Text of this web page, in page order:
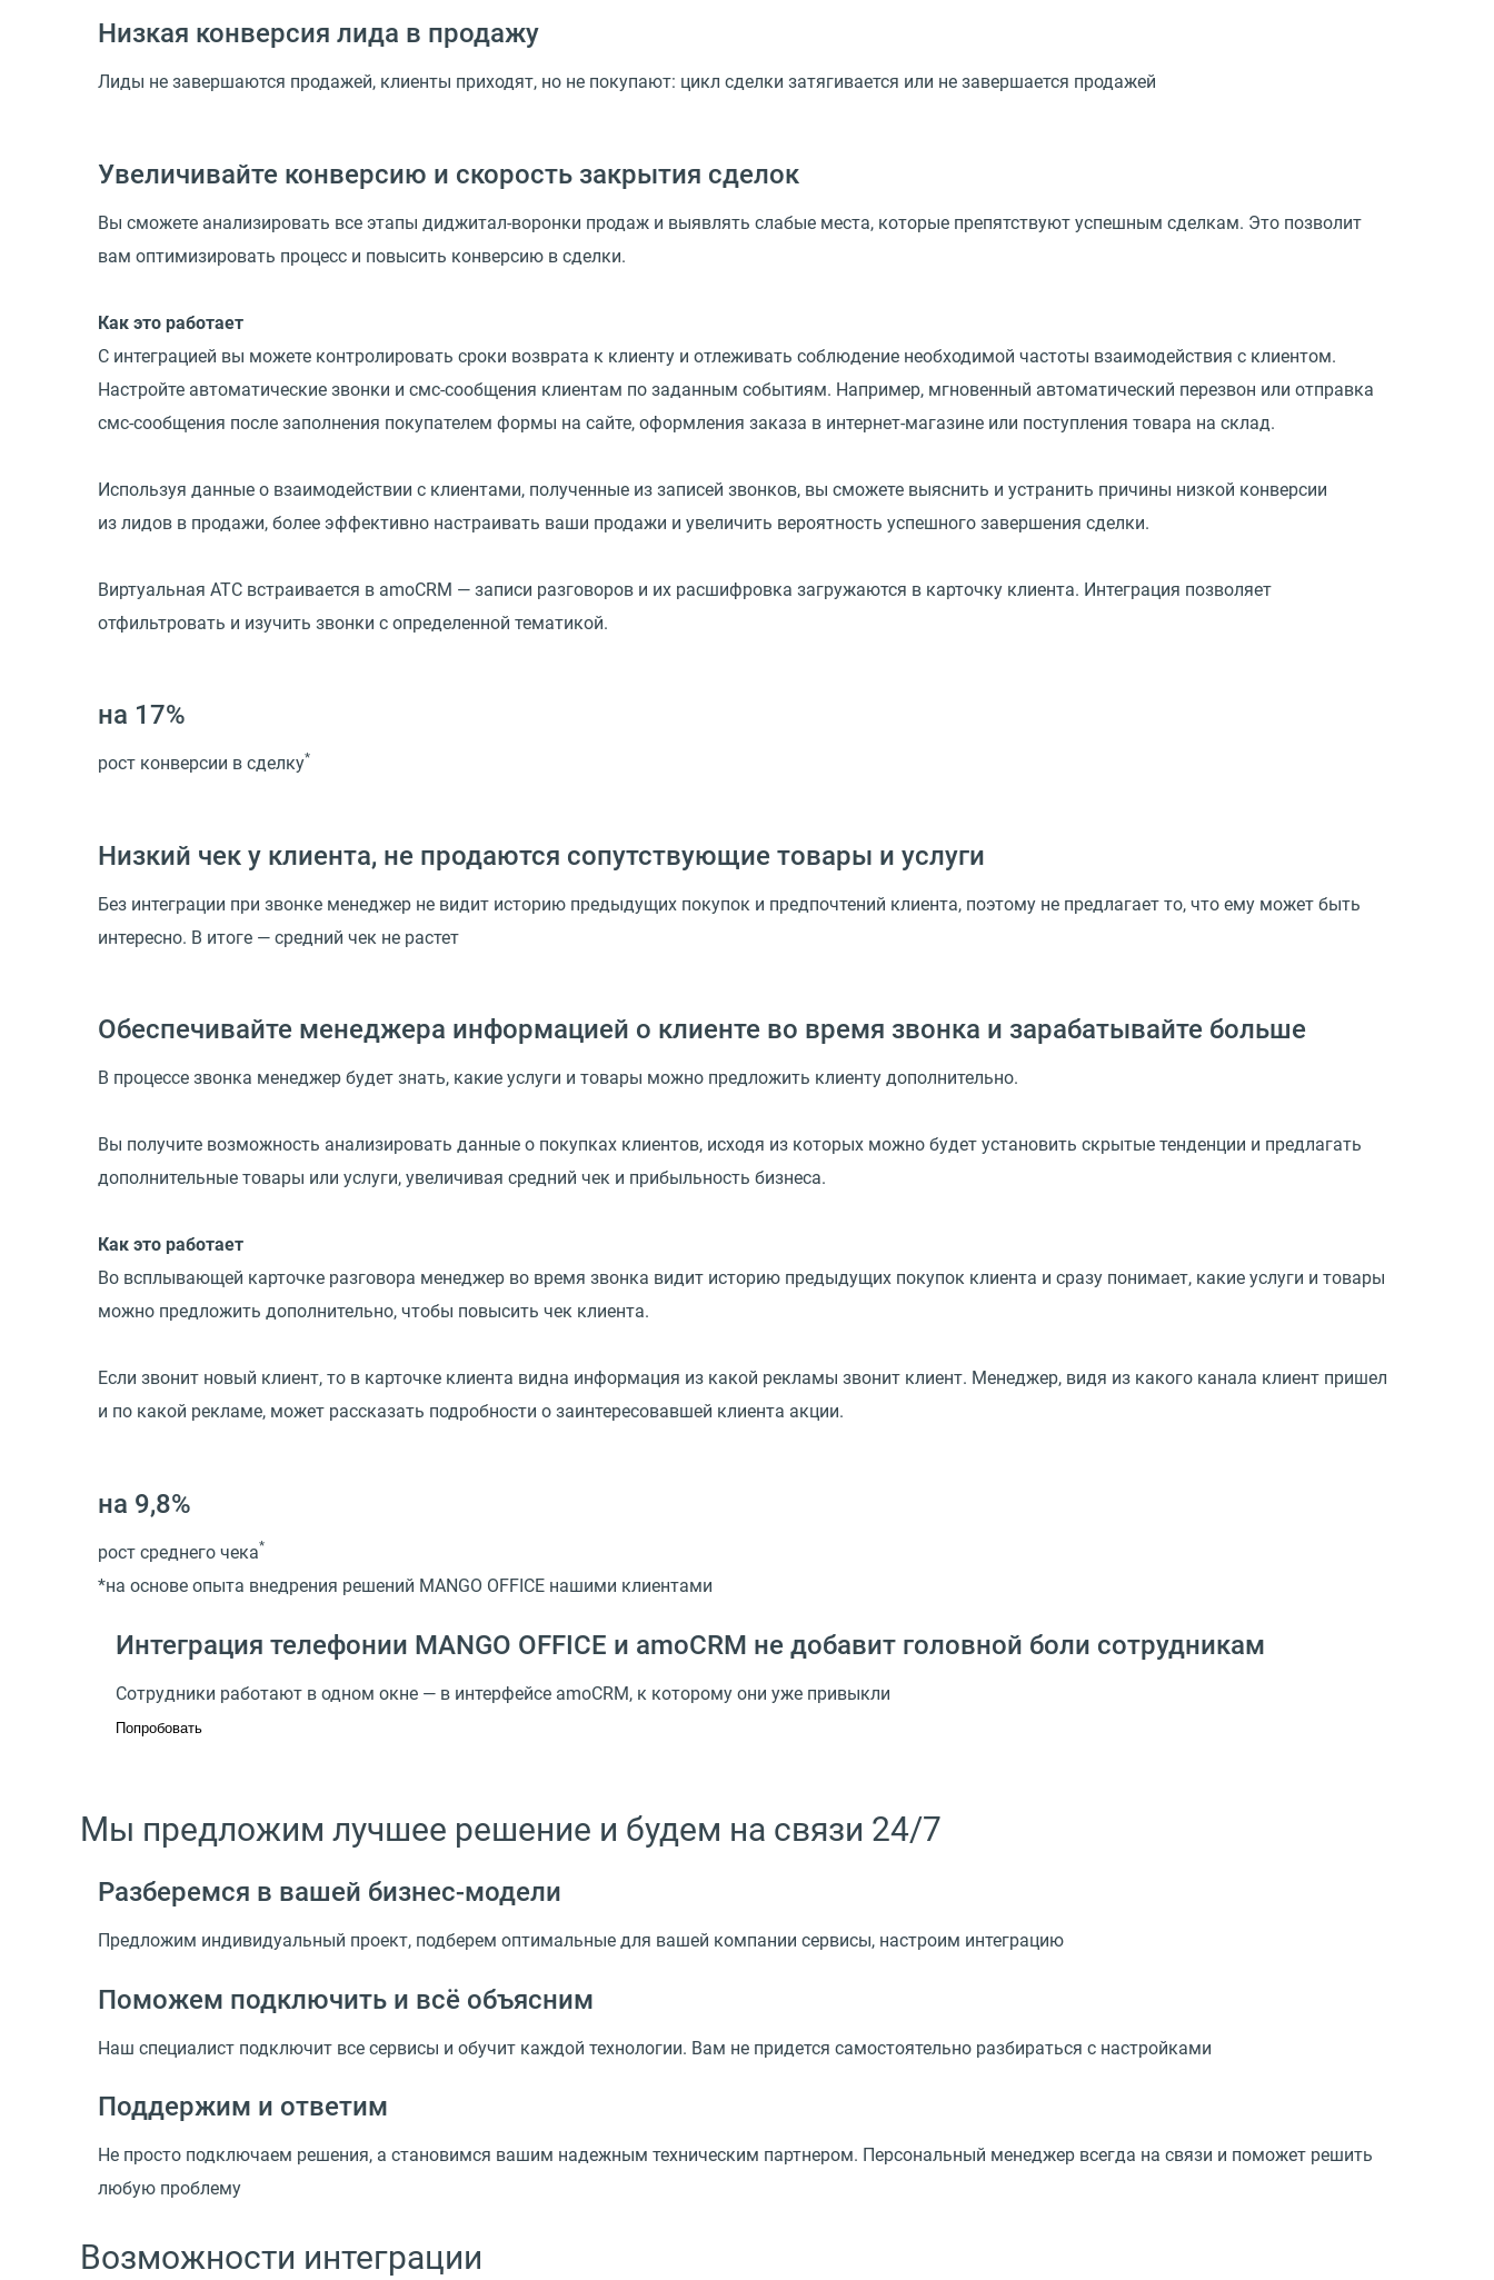
Низкая конверсия лида в продажу
Лиды не завершаются продажей, клиенты приходят, но не покупают: цикл сделки затягивается или не завершается продажей
Увеличивайте конверсию и скорость закрытия сделок
Вы сможете анализировать все этапы диджитал-воронки продаж и выявлять слабые места, которые препятствуют успешным сделкам. Это позволит
вам оптимизировать процесс и повысить конверсию в сделки.
Как это работает
С интеграцией вы можете контролировать сроки возврата к клиенту и отлеживать соблюдение необходимой частоты взаимодействия с клиентом.
Настройте автоматические звонки и смс-сообщения клиентам по заданным событиям. Например, мгновенный автоматический перезвон или отправка
смс-сообщения после заполнения покупателем формы на сайте, оформления заказа в интернет-магазине или поступления товара на склад.
Используя данные о взаимодействии с клиентами, полученные из записей звонков, вы сможете выяснить и устранить причины низкой конверсии
из лидов в продажи, более эффективно настраивать ваши продажи и увеличить вероятность успешного завершения сделки.
Виртуальная АТС встраивается в amoCRM — записи разговоров и их расшифровка загружаются в карточку клиента. Интеграция позволяет
отфильтровать и изучить звонки с определенной тематикой.
на 17%
рост конверсии в сделку*
Низкий чек у клиента, не продаются сопутствующие товары и услуги
Без интеграции при звонке менеджер не видит историю предыдущих покупок и предпочтений клиента, поэтому не предлагает то, что ему может быть
интересно. В итоге — средний чек не растет
Обеспечивайте менеджера информацией о клиенте во время звонка и зарабатывайте больше
В процессе звонка менеджер будет знать, какие услуги и товары можно предложить клиенту дополнительно.
Вы получите возможность анализировать данные о покупках клиентов, исходя из которых можно будет установить скрытые тенденции и предлагать
дополнительные товары или услуги, увеличивая средний чек и прибыльность бизнеса.
Как это работает
Во всплывающей карточке разговора менеджер во время звонка видит историю предыдущих покупок клиента и сразу понимает, какие услуги и товары
можно предложить дополнительно, чтобы повысить чек клиента.
Если звонит новый клиент, то в карточке клиента видна информация из какой рекламы звонит клиент. Менеджер, видя из какого канала клиент пришел
и по какой рекламе, может рассказать подробности о заинтересовавшей клиента акции.
на 9,8%
рост среднего чека*
*на основе опыта внедрения решений MANGO OFFICE нашими клиентами
Интеграция телефонии MANGO OFFICE и amoCRM не добавит головной боли сотрудникам
Сотрудники работают в одном окне — в интерфейсе amoCRM, к которому они уже привыкли
Попробовать
Мы предложим лучшее решение и будем на связи 24/7
Разберемся в вашей бизнес-модели
Предложим индивидуальный проект, подберем оптимальные для вашей компании сервисы, настроим интеграцию
Поможем подключить и всё объясним
Наш специалист подключит все сервисы и обучит каждой технологии. Вам не придется самостоятельно разбираться с настройками
Поддержим и ответим
Не просто подключаем решения, а становимся вашим надежным техническим партнером. Персональный менеджер всегда на связи и поможет решить
любую проблему
Возможности интеграции